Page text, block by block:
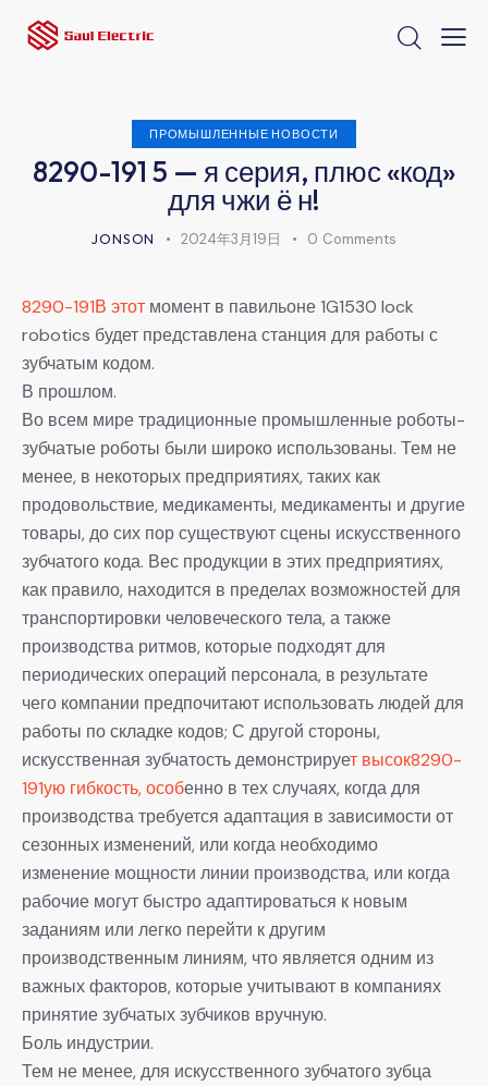
ПРОМЫШЛЕННЫЕ НОВОСТИ
8290-191 5 — я серия, плюс «код»
для чжи ё н!
JONSON 2024年3月19日 0 Comments
8290-191В этот момент в павильоне 1G1530 lock
robotics будет представлена станция для работы с
зубчатым кодом.
В прошлом.
Во всем мире традиционные промышленные роботы-
зубчатые роботы были широко использованы. Тем не
менее, в некоторых предприятиях, таких как
продовольствие, медикаменты, медикаменты и другие
товары, до сих пор существуют сцены искусственного
зубчатого кода. Вес продукции в этих предприятиях,
как правило, находится в пределах возможностей для
транспортировки человеческого тела, а также
производства ритмов, которые подходят для
периодических операций персонала, в результате
чего компании предпочитают использовать людей для
работы по складке кодов; С другой стороны,
искусственная зубчатость демонстрирует высок8290-
191ую гибкость, особенно в тех случаях, когда для
производства требуется адаптация в зависимости от
сезонных изменений, или когда необходимо
изменение мощности линии производства, или когда
рабочие могут быстро адаптироваться к новым
заданиям или легко перейти к другим
производственным линиям, что является одним из
важных факторов, которые учитывают в компаниях
принятие зубчатых зубчиков вручную.
Боль индустрии.
Тем не менее, для искусственного зубчатого зубца